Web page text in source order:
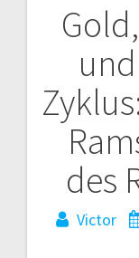
des
Victor
entradas